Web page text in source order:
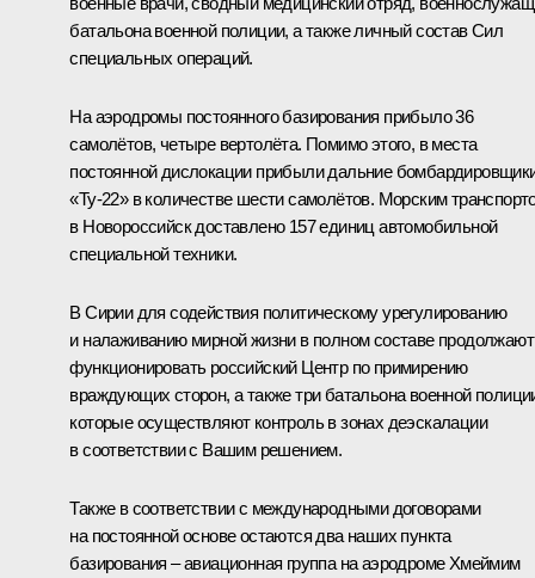
батальона военной полиции, а также личный состав Сил
специальных операций.
На аэродромы постоянного базирования прибыло 36
самолётов, четыре вертолёта. Помимо этого, в места
постоянной дислокации прибыли дальние
«Ту-22» в количестве шести самолётов. Морским
в Новороссийск доставлено 157 единиц автомобильной
специальной техники.
В Сирии для содействия политическому урегулированию
и налаживанию мирной жизни в полном составе продолжают
функционировать российский Центр по примирению
враждующих сторон, а также три батальона военной
которые осуществляют контроль в зонах деэскалации
в соответствии с Вашим решением.
Также в соответствии с международными договорами
на постоянной основе остаются два наших пункта
базирования – авиационная группа на аэродроме Хмеймим